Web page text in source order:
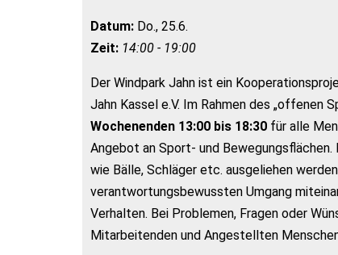
Datum: Do., 25.6.
Zeit: 14:00 - 19:00
Der Windpark Jahn ist ein
Jahn Kassel e.V. Im Rahmen des „offenen
Wochenenden 13:00 bis 18:30 für alle
Angebot an Sport- und
wie Bälle, Schläger etc. ausgeliehen
verantwortungsbewussten Umgang
Verhalten. Bei Problemen, Fragen oder
Mitarbeitenden und Angestellten